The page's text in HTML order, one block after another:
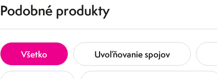
Podobné produkty
Všetko Uvoľňovanie spojov